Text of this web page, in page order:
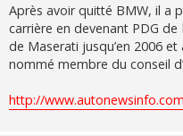
Après avoir quitté BMW, il a
carrière en devenant PDG de
de Maserati jusqu’en 2006
nommé membre du conseil
http://